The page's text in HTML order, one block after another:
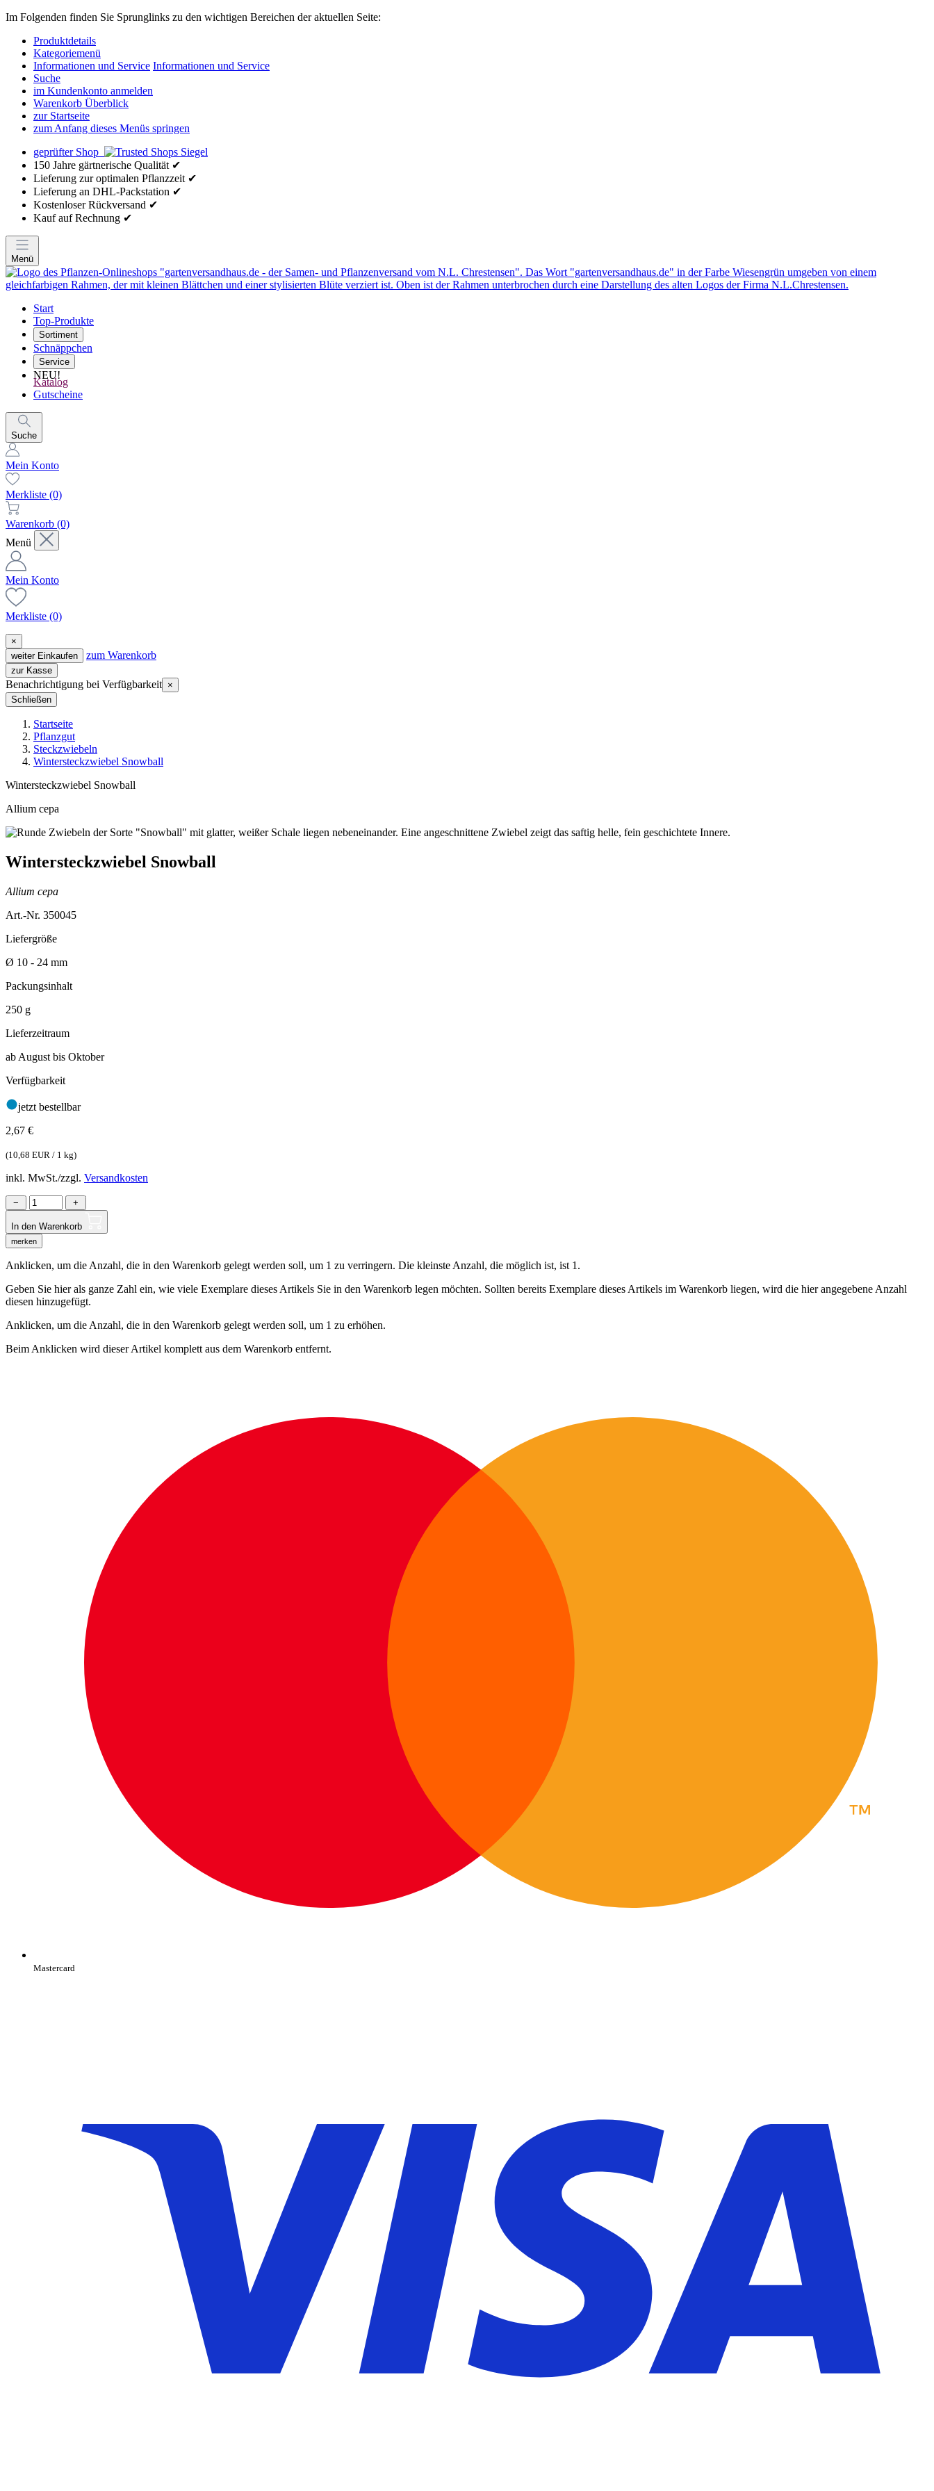
Im Folgenden finden Sie Sprunglinks zu den wichtigen Bereichen der aktuellen Seite:
Produktdetails
Kategoriemenü
Informationen und Service Informationen und Service
Suche
im Kundenkonto anmelden
Warenkorb Überblick
zur Startseite
zum Anfang dieses Menüs springen
geprüfter Shop
150 Jahre gärtnerische Qualität ✔
Lieferung zur optimalen Pflanzzeit ✔
Lieferung an DHL-Packstation ✔
Kostenloser Rückversand ✔
Kauf auf Rechnung ✔
Menü
Start
Top-Produkte
Sortiment
Schnäppchen
Service
NEU!
Katalog
Gutscheine
Suche
Mein Konto
Merkliste (0)
Warenkorb (0)
Menü
Mein Konto
Merkliste (0)
×
weiter Einkaufen
zum Warenkorb
zur Kasse
Benachrichtigung bei Verfügbarkeit ×
Schließen
Startseite
Pflanzgut
Steckzwiebeln
Wintersteckzwiebel Snowball
Wintersteckzwiebel Snowball
Allium cepa
Wintersteckzwiebel Snowball
Allium cepa
Art.-Nr. 350045
Liefergröße
Ø 10 - 24 mm
Packungsinhalt
250 g
Lieferzeitraum
ab August bis Oktober
Verfügbarkeit
jetzt bestellbar
2,67 €
(10,68 EUR / 1 kg)
inkl. MwSt./zzgl. Versandkosten
− +
In den Warenkorb
merken
Anklicken, um die Anzahl, die in den Warenkorb gelegt werden soll, um 1 zu verringern. Die kleinste Anzahl, die möglich ist, ist 1.
Geben Sie hier als ganze Zahl ein, wie viele Exemplare dieses Artikels Sie in den Warenkorb legen möchten. Sollten bereits Exemplare dieses Artikels im Warenkorb liegen, wird die hier angegebene Anzahl
diesen hinzugefügt.
Anklicken, um die Anzahl, die in den Warenkorb gelegt werden soll, um 1 zu erhöhen.
Beim Anklicken wird dieser Artikel komplett aus dem Warenkorb entfernt.
Mastercard